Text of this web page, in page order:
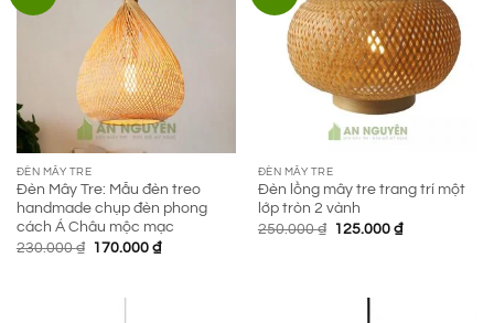
ĐÈN MÂY TRE
Đèn Mây Tre: Mẫu đèn treo
handmade chụp đèn phong
cách Á Châu mộc mạc
230.000₫ Giá
170.000 ₫Giá
ĐÈN MÂY TRE
Đèn lồng mây tre trang trí một
lớp tròn 2 vành
250.000₫ Giá
125.000 ₫Giá